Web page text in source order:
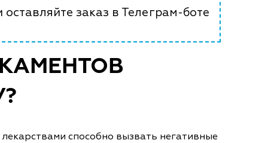
заказ в Телеграм-боте
способно вызвать негативные